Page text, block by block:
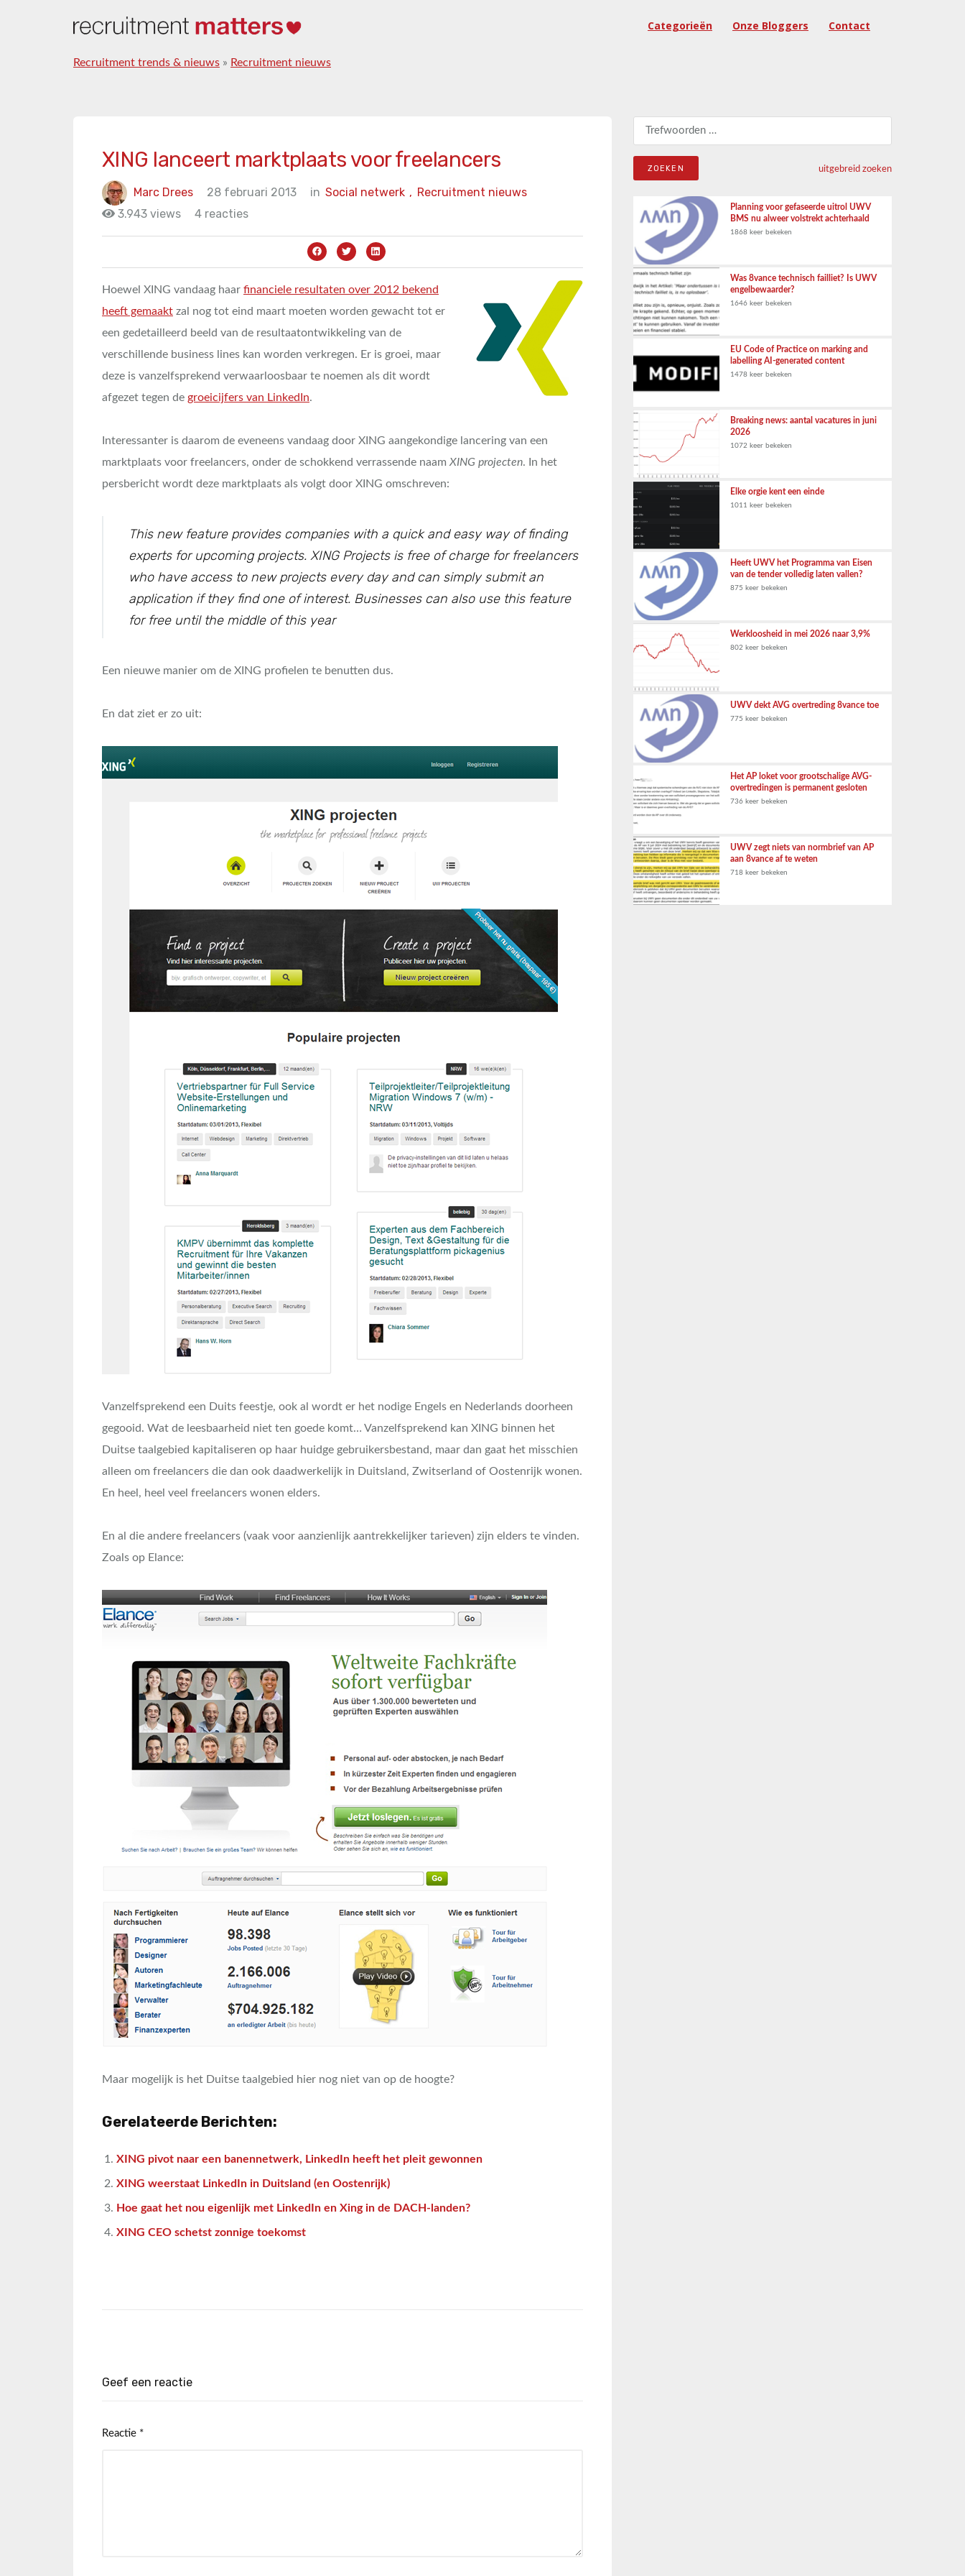
Categorieën Onze Bloggers Contact
Recruitment trends & nieuws » Recruitment nieuws
XING lanceert marktplaats voor freelancers
Marc Drees 28 februari 2013 in Recruitment nieuws
Social netwerk ,
3.943 views
4 reacties
Hoewel XING vandaag haar financiele resultaten over 2012 bekend
heeft gemaakt zal nog tot eind maart moeten worden gewacht tot er
een gedetailleerd beeld van de resultaatontwikkeling van de
verschillende business lines kan worden verkregen. Er is groei, maar
deze is vanzelfsprekend verwaarloosbaar te noemen als dit wordt
afgezet tegen de groeicijfers van LinkedIn.
Interessanter is daarom de eveneens vandaag door XING aangekondige lancering van een
marktplaats voor freelancers, onder de schokkend verrassende naam XING projecten. In het
persbericht wordt deze marktplaats als volgt door XING omschreven:
This new feature provides companies with a quick and easy way of finding
experts for upcoming projects. XING Projects is free of charge for freelancers
who have access to new projects every day and can simply submit an
application if they find one of interest. Businesses can also use this feature
for free until the middle of this year
Een nieuwe manier om de XING profielen te benutten dus.
En dat ziet er zo uit:
Vanzelfsprekend een Duits feestje, ook al wordt er het nodige Engels en Nederlands doorheen
gegooid. Wat de leesbaarheid niet ten goede komt… Vanzelfsprekend kan XING binnen het
Duitse taalgebied kapitaliseren op haar huidge gebruikersbestand, maar dan gaat het misschien
alleen om freelancers die dan ook daadwerkelijk in Duitsland, Zwitserland of Oostenrijk wonen.
En heel, heel veel freelancers wonen elders.
En al die andere freelancers (vaak voor aanzienlijk aantrekkelijker tarieven) zijn elders te vinden.
Zoals op Elance:
Maar mogelijk is het Duitse taalgebied hier nog niet van op de hoogte?
Gerelateerde Berichten:
XING pivot naar een banennetwerk, LinkedIn heeft het pleit gewonnen
XING weerstaat LinkedIn in Duitsland (en Oostenrijk)
Hoe gaat het nou eigenlijk met LinkedIn en Xing in de DACH-landen?
XING CEO schetst zonnige toekomst
Geef een reactie
Reactie *
Zoeken naar:
uitgebreid zoeken
Planning voor gefaseerde uitrol UWV
BMS nu alweer volstrekt achterhaald
1868 keer bekeken
Was 8vance technisch failliet? Is UWV
engelbewaarder?
1646 keer bekeken
EU Code of Practice on marking and
labelling AI-generated content
1478 keer bekeken
Breaking news: aantal vacatures in juni
2026
1072 keer bekeken
Elke orgie kent een einde
1011 keer bekeken
Heeft UWV het Programma van Eisen
van de tender volledig laten vallen?
875 keer bekeken
Werkloosheid in mei 2026 naar 3,9%
802 keer bekeken
UWV dekt AVG overtreding 8vance toe
775 keer bekeken
Het AP loket voor grootschalige AVG-
overtredingen is permanent gesloten
736 keer bekeken
UWV zegt niets van normbrief van AP
aan 8vance af te weten
718 keer bekeken